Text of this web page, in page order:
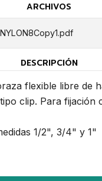
ARCHIVOS
DESCRIPCIÓN
flexible libre de
clip. Para fijación
1/2", 3/4" y 1"